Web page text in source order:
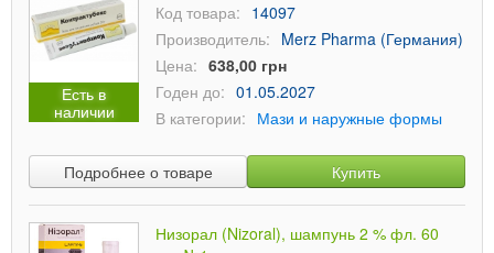
Есть в
наличии
Код товара: 14097
Производитель: Merz Pharma (Германия)
Цена: 638,00 грн
Годен до: 01.05.2027
В категории: Мази и наружные формы
Подробнее о товаре Купить
Низорал (Nizoral), шампунь 2 % фл. 60